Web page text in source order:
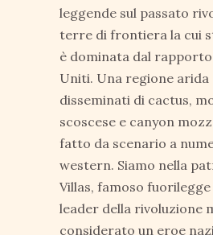
leggende sul passato
terre di frontiera la cui
è dominata dal
Uniti. Una regione
disseminati di cactus,
scoscese e canyon
fatto da scenario a
western. Siamo nella
Villas, famoso
leader della rivoluzione
considerato un eroe